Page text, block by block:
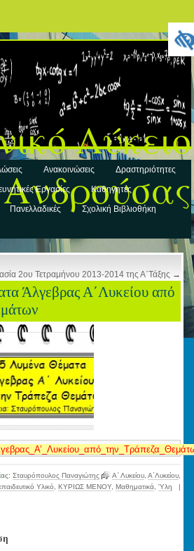
Λύκειο
Ανδρούσας
Ανακοινώσεις
Δραστηριότητες
Εργασίες
Καθηγητές
Πανελλαδικές
Σχολική Βιβλιοθήκη
2ου Τετραμήνου 2013-2014 της Α΄Τάξης →
Άλγεβρας Α΄Λυκείου από
Σταυρόπουλος Παναγιώτης Α΄ Λυκείου, Α΄Λυκείου,
Υλικό ΚΥΡΙΩΣ ΜΕΝΟΥ, Μαθηματικά, Ύλη |